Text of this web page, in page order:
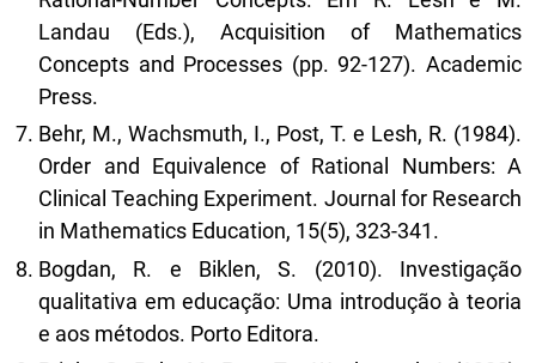
Landau (Eds.), Acquisition of Mathematics
Concepts and Processes (pp. 92-127). Academic
Press.
Behr, M., Wachsmuth, I., Post, T. e Lesh, R. (1984).
Order and Equivalence of Rational Numbers: A
Clinical Teaching Experiment. Journal for Research
in Mathematics Education, 15(5), 323-341.
Bogdan, R. e Biklen, S. (2010). Investigação
qualitativa em educação: Uma introdução à teoria
e aos métodos. Porto Editora.